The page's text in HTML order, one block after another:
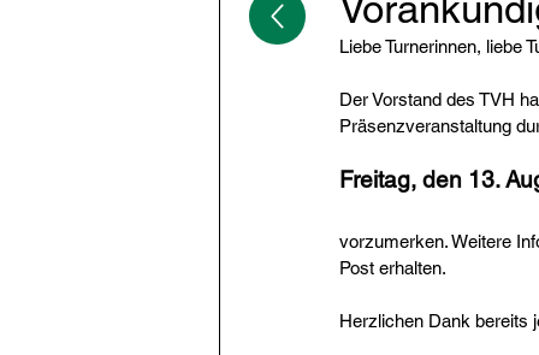
Liebe Turnerinnen, liebe
Der Vorstand des TVH
Präsenzveranstaltung
Freitag, den 13.
vorzumerken. Weitere
Post erhalten.
Herzlichen Dank bereits